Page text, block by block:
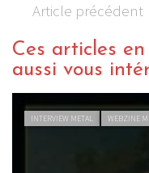
Article précédent
Ces articles
aussi vous
METAL WEBZINE METAL